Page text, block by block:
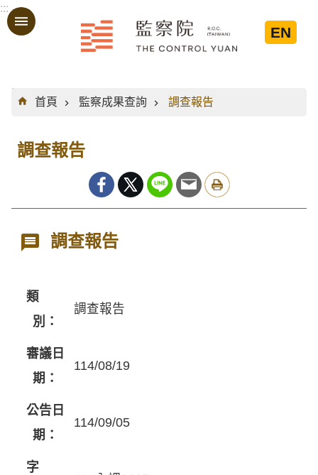
跳到主要內容區塊
:::
EN
:::
首頁
監察成果查詢 調查報告
調查報告
調查報告
類
別：
調查報告
審議日
期：
114/08/19
公告日
期：
114/09/05
字